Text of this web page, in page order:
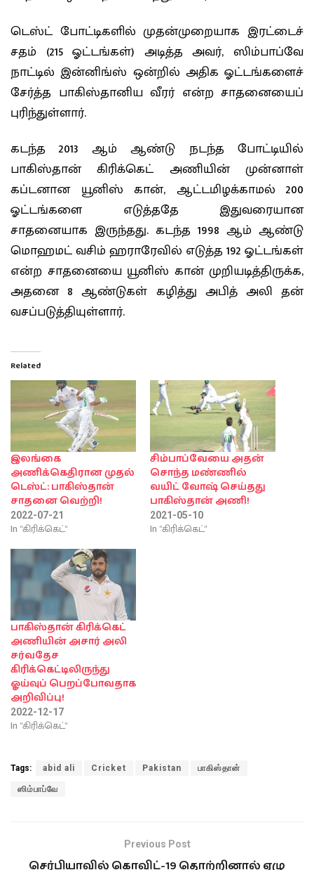
டெஸ்ட் போட்டிகளில் முதன்முறையாக இரட்டைச்
சதம் (215 ஓட்டங்கள்) அடித்த அவர், ஸிம்பாப்வே
நாட்டில் இன்னிங்ஸ் ஒன்றில் அதிக ஓட்டங்களைச்
சேர்த்த பாகிஸ்தானிய வீரர் என்ற சாதனையைப்
புரிந்துள்ளார்.
கடந்த 2013 ஆம் ஆண்டு நடந்த போட்டியில்
பாகிஸ்தான் கிரிக்கெட் அணியின் முன்னாள்
கப்டனான யூனிஸ் கான், ஆட்டமிழக்காமல் 200
ஓட்டங்களை எடுத்ததே இதுவரையான
சாதனையாக இருந்தது. கடந்த 1998 ஆம் ஆண்டு
மொஹமட் வசிம் ஹராரேவில் எடுத்த 192 ஓட்டங்கள்
என்ற சாதனையை யூனிஸ் கான் முறியடித்திருக்க,
அதனை 8 ஆண்டுகள் கழித்து அபித் அலி தன்
வசப்படுத்தியுள்ளார்.
Related
இலங்கை
அணிக்கெதிரான முதல்
டெஸ்ட்: பாகிஸ்தான்
சாதனை வெற்றி!
2022-07-21
In "கிரிக்கெட்"
சிம்பாப்வேயை அதன்
சொந்த மண்ணில்
வயிட் வோஷ் செய்தது
பாகிஸ்தான் அணி!
2021-05-10
In "கிரிக்கெட்"
பாகிஸ்தான் கிரிக்கெட்
அணியின் அசார் அலி
சர்வதேச
கிரிக்கெட்டிலிருந்து
ஓய்வுப் பெறப்போவதாக
அறிவிப்பு!
2022-12-17
In "கிரிக்கெட்"
Tags: abid ali Cricket Pakistan பாகிஸ்தான்
ஸிம்பாப்வே
Previous Post
செர்பியாவில் கொவிட்-19 தொற்றினால் ஏழு